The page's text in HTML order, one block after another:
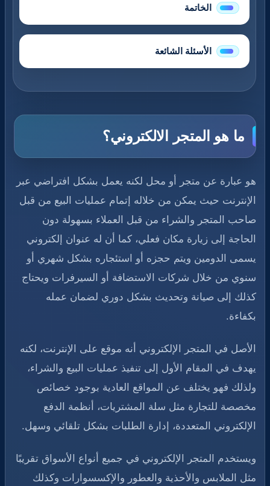
الخاتمة
الأسئلة الشائعة
ما هو المتجر الالكتروني؟
هو عبارة عن متجر أو محل لكنه يعمل بشكل افتراضي عبر
الإنترنت حيث يمكن من خلاله إتمام عمليات البيع من قبل
صاحب المتجر والشراء من قبل العملاء بسهولة دون
الحاجة إلى زيارة مكان فعلي، كما أن له عنوان إلكتروني
يسمى الدومين ويتم حجزه أو استئجاره بشكل شهري أو
سنوي من خلال شركات الاستضافة أو السيرفرات ويحتاج
كذلك إلى صيانة وتحديث بشكل دوري لضمان عمله
بكفاءة.
الأصل في المتجر الإلكتروني أنه موقع على الإنترنت، لكنه
يهدف في المقام الأول إلى تنفيذ عمليات البيع والشراء،
ولذلك فهو يختلف عن المواقع العادية بوجود خصائص
مخصصة للتجارة مثل سلة المشتريات، أنظمة الدفع
الإلكتروني المتعددة، إدارة الطلبات بشكل تلقائي وسهل.
ويستخدم المتجر الإلكتروني في جميع أنواع الأسواق تقريبًا
مثل الملابس والأحذية والعطور والإكسسوارات وكذلك